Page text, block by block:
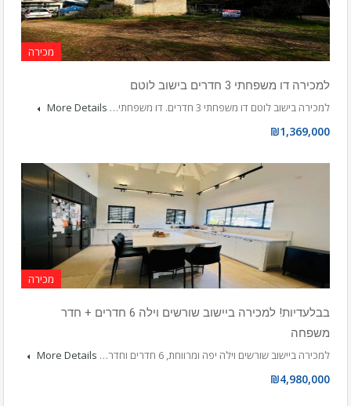
מכירה
למכירה דו משפחתי 3 חדרים בישוב לוטם
למכירה בישוב לוטם דו משפחתי 3 חדרים. דו משפחתי…
More Details
₪1,369,000
מכירה
בבלעדיות! למכירה ביישוב שורשים וילה 6 חדרים + חדר
משפחה
למכירה ביישוב שורשים וילה יפה ומרווחת, 6 חדרים וחדר…
More Details
₪4,980,000